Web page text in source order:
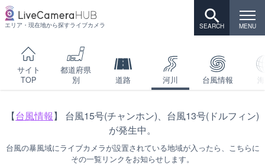
エリア・現在地から探すライブカメラ
サイト
TOP
都道府県
別
道路 河川 台風情報
【台風情報】 台風15号(チャンホン)、台風13号(ドルフィン)
が発生中。
台風の暴風域にライブカメラが設置されている地域が入ったら、こちらに
その一覧リンクをお知らせします。